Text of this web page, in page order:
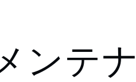
新入荷情報
ンテ